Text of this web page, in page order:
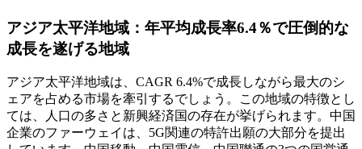
アジア太平洋地域：年平均成長率6.4％で圧倒的な
成長を遂げる地域
アジア太平洋地域は、CAGR 6.4%で成長しながら最大のシ
ェアを占める市場を牽引するでしょう。この地域の特徴とし
ては、人口の多さと新興経済国の存在が挙げられます。中国
企業のファーウェイは、5G関連の特許出願の大部分を提出